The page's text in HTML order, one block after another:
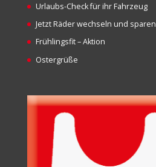
Urlaubs-Check für ihr Fahrzeug
Jetzt Räder wechseln und sparen
Frühlingsfit – Aktion
Ostergrüße